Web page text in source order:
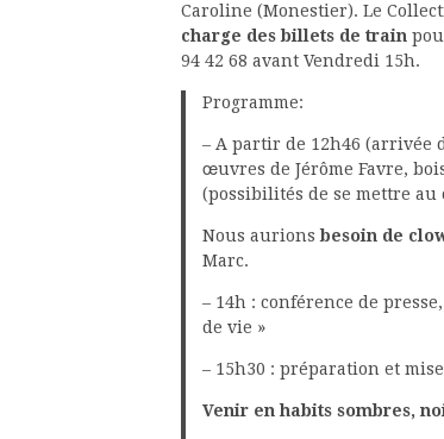
Caroline (Monestier). Le
charge des billets de train
94 42 68 avant Vendredi 15h.
Programme:
– A partir de 12h46 (arrivée
œuvres de Jérôme Favre,
(possibilités de se mettre au
Nous aurionsbesoin de
Marc.
– 14h : conférence de
de vie »
– 15h30 : préparation et
Venir en habits sombres,